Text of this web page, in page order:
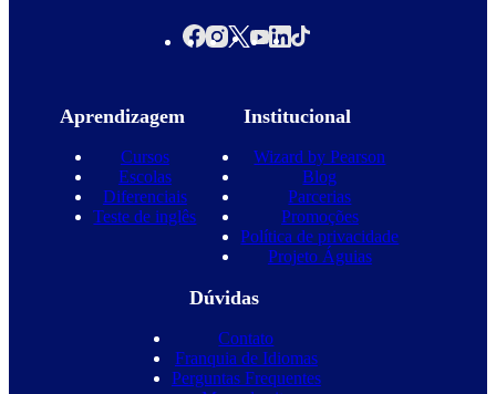
Aprendizagem
Cursos
Escolas
Diferenciais
Teste de inglês
Institucional
Wizard by Pearson
Blog
Parcerias
Promoções
Política de privacidade
Projeto Águias
Dúvidas
Contato
Franquia de Idiomas
Perguntas Frequentes